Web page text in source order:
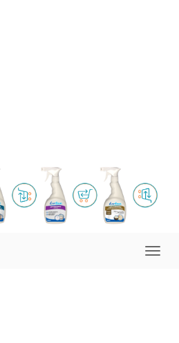
Toggle